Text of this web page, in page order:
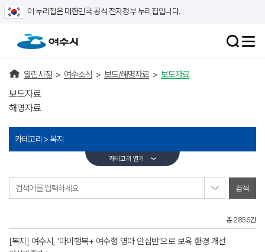
이 누리집은 대한민국 공식 전자정부 누리집입니다.
열린시정 > 여수소식 > 보도/해명자료 > 보도자료
보도자료
해명자료
카테고리 > 복지
카테고리 열기
검색어를 입력하세요
총 2856건
[복지] 여수시, ‘아이행복+ 여수형 영아 안심반’으로 보육 환경 개선